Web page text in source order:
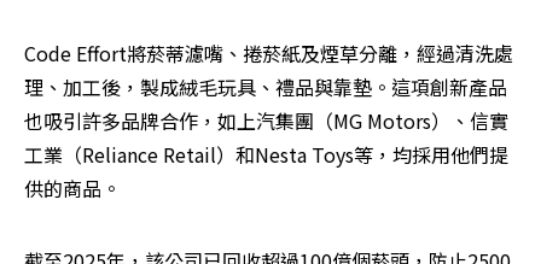
Code Effort將菸蒂濾嘴、捲菸紙及煙草分離，經過清洗處
理、加工後，製成絨毛玩具、禮品與靠墊。這項創新產品
也吸引許多品牌合作，如上汽集團（MG Motors）、信實
工業（Reliance Retail）和Nesta Toys等，均採用他們提
供的商品。